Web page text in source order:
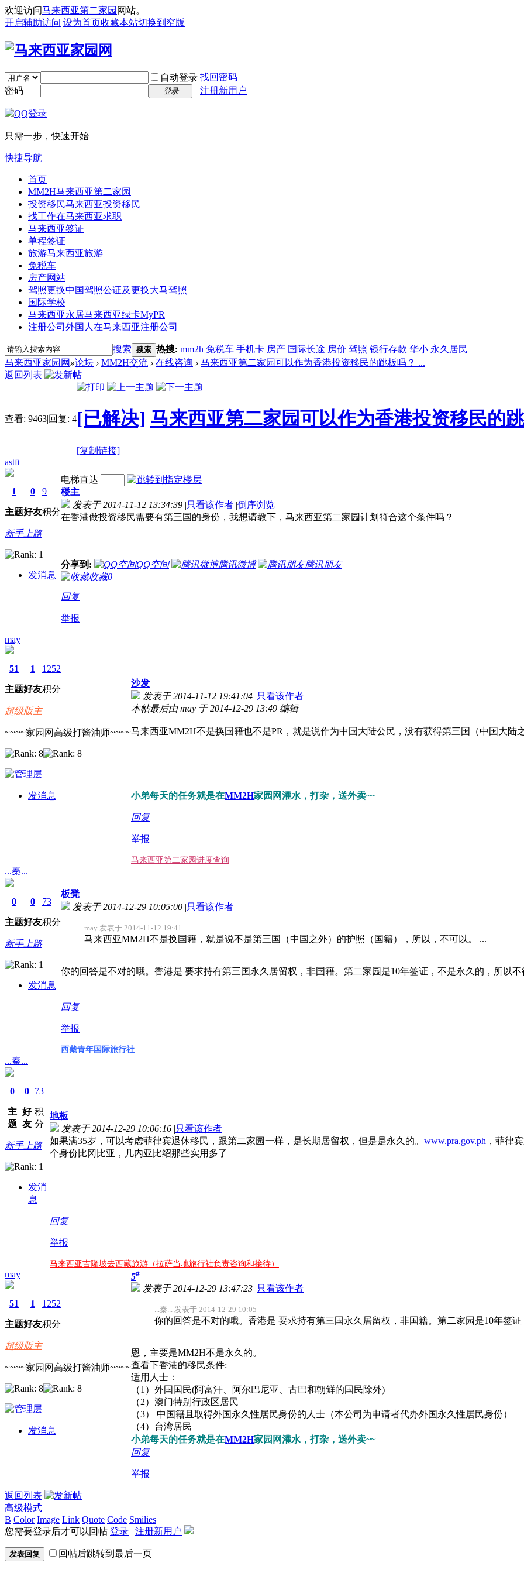
欢迎访问马来西亚第二家园 网站。
开启辅助访问 设为首页收藏本站切换到窄版
自动登录 找回密码
密码
登录 注册新用户
只需一步，快速开始
快捷导航
首页
MM2H马来西亚第二家园
投资移民马来西亚投资移民
找工作在马来西亚求职
马来西亚签证
单程签证
旅游马来西亚旅游
免税车
房产网站
驾照更换中国驾照公证及更换大马驾照
国际学校
马来西亚永居马来西亚绿卡MyPR
注册公司 外国人在马来西亚注册公司
搜索 搜索 热搜: mm2h 免税车 手机卡 房产 国际长途 房价 驾照 银行存款 华小 永久居民
马来西亚家园网 »论坛 › MM2H交流 › 在线咨询 › 马来西亚第二家园可以作为香港投资移民的跳板吗？ ...
返回列表
查看: 9463|回复: 4[已解决] 马来西亚第二家园可以作为香港投资移民的
[复制链接]
astft
1
主题
0
好友
9
积分
新手上路
发消息
电梯直达
楼主
发表于 2014-11-12 13:34:39 |只看该作者 |倒序浏览
在香港做投资移民需要有第三国的身份，我想请教下，马来西亚第二家园计划符合这个条件吗？
分享到: QQ空间 腾讯微博
腾讯朋友
收藏0
回复
举报
may
51
主题
1
好友
1252
积分
超级版主
~~~~家园网高级打酱油师~~~~
发消息
沙发
发表于 2014-11-12 19:41:04 |只看该作者
本帖最后由 may 于 2014-12-29 13:49 编辑
马来西亚MM2H不是换国籍也不是PR，就是说作为中国大陆公民，没有获得第三国（中国大陆
小弟每天的任务就是在MM2H家园网灌水，打杂，送外卖~~
回复
举报
马来西亚第二家园进度查询
...秦...
0
主题
0
好友
73
积分
新手上路
发消息
板凳
发表于 2014-12-29 10:05:00 |只看该作者
may 发表于 2014-11-12 19:41
马来西亚MM2H不是换国籍，就是说不是第三国（中国之外）的护照（国籍），所以，不可以。 ...
你的回答是不对的哦。香港是 要求持有第三国永久居留权，非国籍。第二家园是10年签证，不是永久的，所以不
回复
举报
西藏青年国际旅行社
...秦...
0
主
题
0
好
友
73
积
分
新手上路
发消
息
地板
发表于 2014-12-29 10:06:16 |只看该作者
如果满35岁，可以考虑菲律宾退休移民，跟第二家园一样，是长期居留权，但是是永久的。 www.pra.gov.ph ，菲律
个身份比冈比亚，几内亚比绍那些实用多了
回复
举报
马来西亚吉隆坡去西藏旅游（拉萨当地旅行社负责咨询和接待）
may
51
主题
1
好友
1252
积分
超级版主
~~~~家园网高级打酱油师~~~~
发消息
5#
发表于 2014-12-29 13:47:23 |只看该作者
...秦... 发表于 2014-12-29 10:05
你的回答是不对的哦。香港是 要求持有第三国永久居留权，非国籍。第二家园是10年签
恩，主要是MM2H不是永久的。
查看下香港的移民条件:
适用人士：
（1）外国国民(阿富汗、阿尔巴尼亚、古巴和朝鲜的国民除外)
（2）澳门特别行政区居民
（3） 中国籍且取得外国永久性居民身份的人士（本公司为申请者代办外国永久性居民身份）
（4）台湾居民
小弟每天的任务就是在MM2H家园网灌水，打杂，送外卖~~
回复
举报
返回列表
高级模式
B Color Image Link Quote Code Smilies
您需要登录后才可以回帖 登录 | 注册新用户
发表回复 回帖后跳转到最后一页